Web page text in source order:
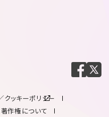
クッキーポリシー
著作権について